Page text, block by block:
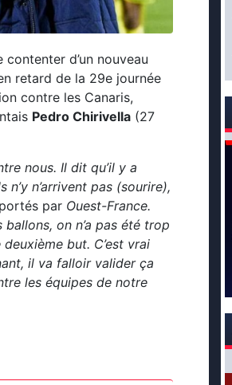
contenter d’un nouveau
retard de la 29e journée
contre les Canaris,
Pedro Chirivella (27
nous. Il dit qu’il y a
n’arrivent pas (sourire),
par Ouest-France.
on n’a pas été trop
but. C’est vrai
il va falloir valider ça
les équipes de notre